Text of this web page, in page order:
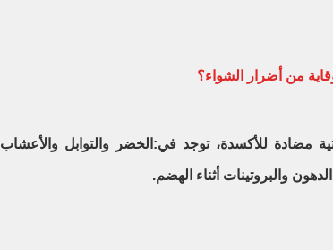
من أضرار الشواء؟
مضادة للأكسدة، توجد في:الخضر والتوابل والأعشاب
والبروتينات أثناء الهضم.